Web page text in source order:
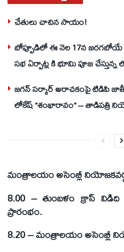
చేతులు చాచిన సాయం!
బోప్పూడిలో ఈ నెల 17న
సభ ఏర్పాట్ల కి భూమి పూజ
జగన్ సర్కార్ అరాచకంపై టిడిపి
లోకేష్ “శంఖారావం” – తాడిపత్రి
మంత్రాలయం అసెంబ్లీ
8.00 – తుంబళం క్రాస్
ప్రారంభం.
8.20 – మంత్రాలయం అసెంబ్లీ